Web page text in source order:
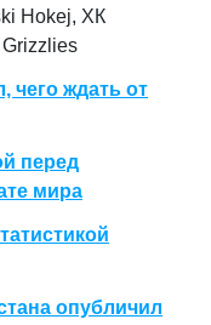
Hokej, ХК
чего ждать от
перед
мира
опубличил